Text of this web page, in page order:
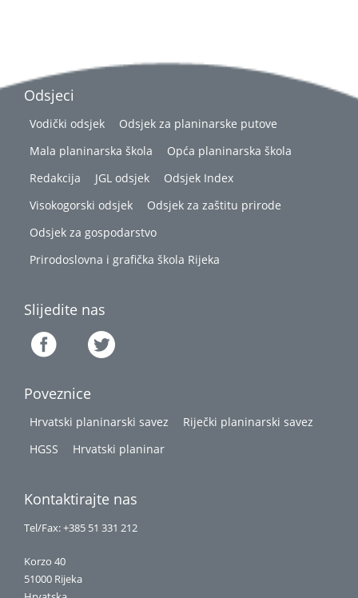
Odsjeci
Vodički odsjek
Odsjek za planinarske putove
Mala planinarska škola
Opća planinarska škola
Redakcija
JGL odsjek
Odsjek Index
Visokogorski odsjek
Odsjek za zaštitu prirode
Odsjek za gospodarstvo
Prirodoslovna i grafička škola Rijeka
Slijedite nas
Poveznice
Hrvatski planinarski savez
Riječki planinarski savez
HGSS
Hrvatski planinar
Kontaktirajte nas
Tel/Fax: +385 51 331 212
Korzo 40
51000 Rijeka